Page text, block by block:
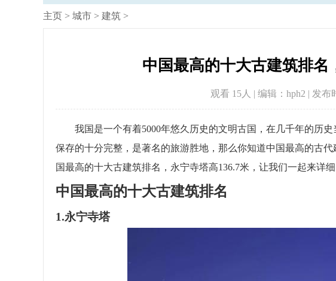
主页 > 城市 > 建筑 >
中国最高的十大古建筑排名
观看 15 人 | 编辑：hph2 | 发布
我国是一个有着5000年悠久历史的文明古国，在几千年的历史
保存的十分完整，是著名的旅游胜地，那么你知道中国最高的古
国最高的十大古建筑排名，永宁寺塔高136.7米，让我们一起来详细
中国最高的十大古建筑排名
1.永宁寺塔